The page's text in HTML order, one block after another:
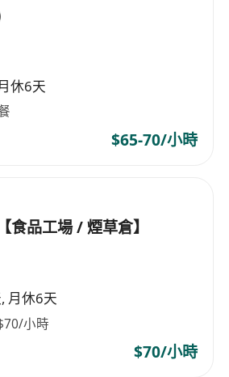
理分明，能獨立完成重複性高
作業，並主動發現問題。
與團隊協作意識，能順暢使用
礎英語與同事、顧客互動。
間站立作業及固定週一至週五之
幣$18,000–$22,000，按能力
。
工假期及公眾假期依法放假。
加班津貼。
休6天
$65-70/小時
食品工場 / 煙草倉】
月休6天
小時
$70/小時